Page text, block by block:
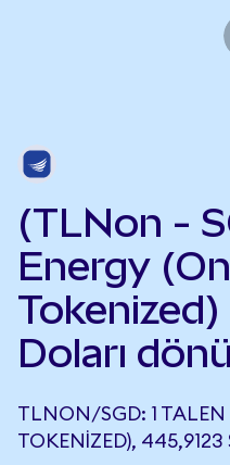
(TLNon -
Energy
Doları
TLNON/SGD: 1 TALEN
TOKENIZED), 445,9123